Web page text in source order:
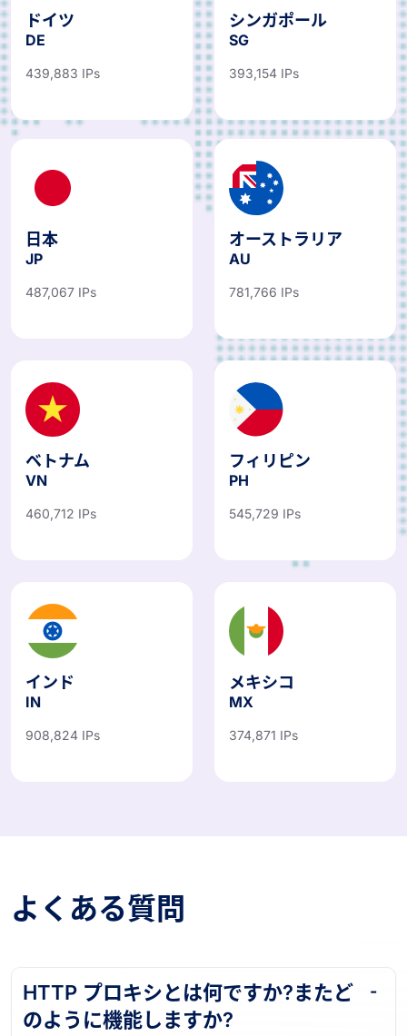
ドイツ
DE
439,883 IPs
シンガポール
SG
393,154 IPs
日本
JP
487,067 IPs
オーストラリア
AU
781,766 IPs
ベトナム
VN
460,712 IPs
フィリピン
PH
545,729 IPs
インド
IN
908,824 IPs
メキシコ
MX
374,871 IPs
よくある質問
HTTP プロキシとは何ですか?またど
のように機能しますか?